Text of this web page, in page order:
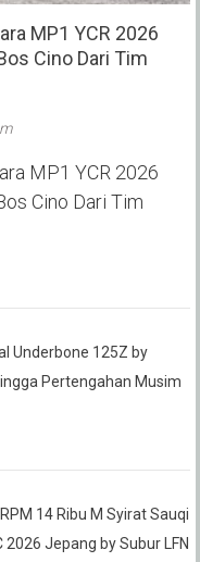
MP1 YCR 2026
Cino Dari Tim
MP1 YCR 2026
Cino Dari Tim
Underbone 125Z by
Pertengahan Musim
14 Ribu M Syirat Sauqi
Jepang by Subur LFN